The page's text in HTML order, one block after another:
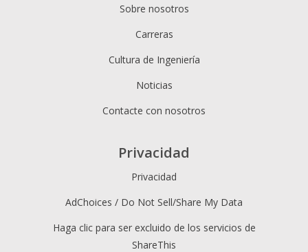
Sobre nosotros
Carreras
Cultura de Ingeniería
Noticias
Contacte con nosotros
Privacidad
Privacidad
AdChoices / Do Not Sell/Share My Data
Haga clic para ser excluido de los servicios de
ShareThis